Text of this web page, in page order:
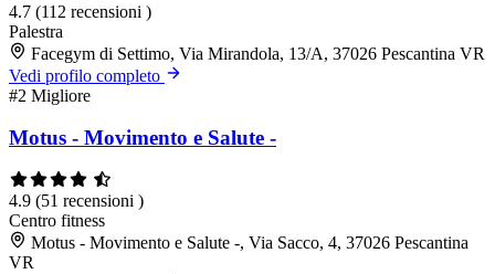
4.7 (112 recensioni )
Palestra
Facegym di Settimo, Via Mirandola, 13/A, 37026 Pescantina VR
Vedi profilo completo
#2 Migliore
Motus - Movimento e Salute -
4.9 (51 recensioni )
Centro fitness
Motus - Movimento e Salute -, Via Sacco, 4, 37026 Pescantina
VR